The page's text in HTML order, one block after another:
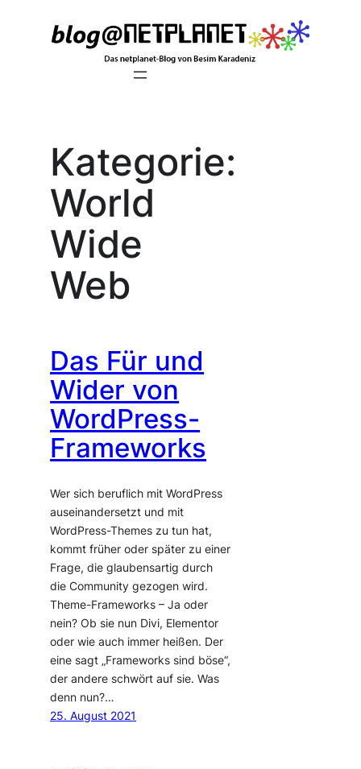
Kategorie:
World
Wide
Web
Das Für und
Wider von
WordPress-
Frameworks
Wer sich beruflich mit WordPress
auseinandersetzt und mit
WordPress-Themes zu tun hat,
kommt früher oder später zu einer
Frage, die glaubensartig durch
die Community gezogen wird.
Theme-Frameworks – Ja oder
nein? Ob sie nun Divi, Elementor
oder wie auch immer heißen. Der
eine sagt „Frameworks sind böse“,
der andere schwört auf sie. Was
denn nun?…
25. August 2021